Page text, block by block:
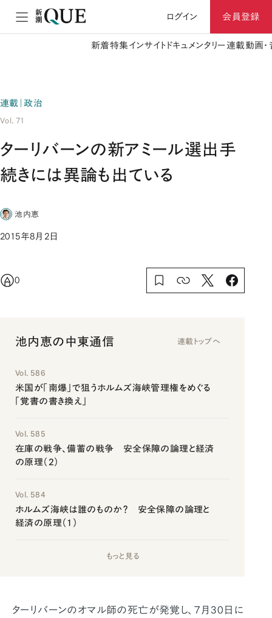
ログイン 会員登録
新着特集 インサイト ドキュメンタリー 連載動画
連載｜政治
Vol. 71
ターリバーンの新アミール選出手
続きには異論も出ている
池内恵
2015年8月2日
0
池内恵の中東通信 連載トップへ
Vol. 586
米国が「南爆」で狙うホルムズ海峡管理権をめぐる
「覚書の書き換え」
Vol. 585
在庫の戦争、備蓄の戦争 安全保障の論理と経済
の原理（2）
Vol. 584
ホルムズ海峡は誰のものか？ 安全保障の論理と
経済の原理（1）
もっと見る
ターリバーンのオマル師の死亡が発覚し、７月30日に